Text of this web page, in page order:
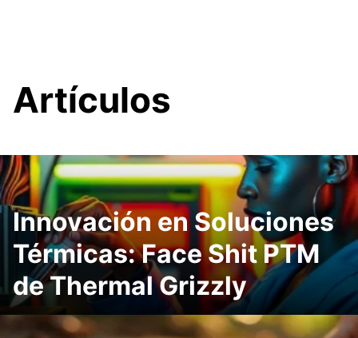
Artículos
Innovación en Soluciones
Térmicas: Face Shit PTM
de Thermal Grizzly